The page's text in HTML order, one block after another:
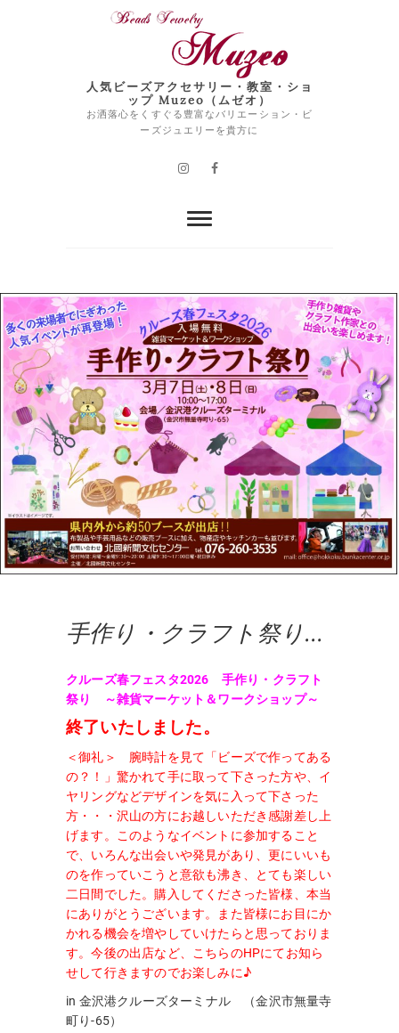
人気ビーズアクセサリー・教室・ショ
ップ Muzeo（ムゼオ）
お洒落心をくすぐる豊富なバリエーション・ビ
ーズジュエリーを貴方に
InstagramFacebook
手作り・クラフト祭り
2026 終了
クルーズ春フェスタ2026 手作り・クラフト
祭り ～雑貨マーケット＆ワークショップ～
終了いたしました。
＜御礼＞ 腕時計を見て「ビーズで作ってある
の？！」驚かれて手に取って下さった方や、イ
ヤリングなどデザインを気に入って下さった
方・・・沢山の方にお越しいただき感謝差し上
げます。このようなイベントに参加すること
で、いろんな出会いや発見があり、更にいいも
のを作っていこうと意欲も沸き、とても楽しい
二日間でした。購入してくださった皆様、本当
にありがとうございます。また皆様にお目にか
かれる機会を増やしていけたらと思っておりま
す。今後の出店など、こちらのHPにてお知ら
せして行きますのでお楽しみに♪
in 金沢港クルーズターミナル （金沢市無量寺
町り-65）